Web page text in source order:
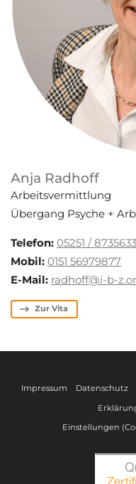
Anja Radhoff
Arbeitsvermittlung
Übergang Psyche +
Telefon: 05251 / 8735633
Mobil: 0151 56979877
E-Mail: radhoff@i-b-
Zur Vita
Impressum Datenschutz
Einstellungen